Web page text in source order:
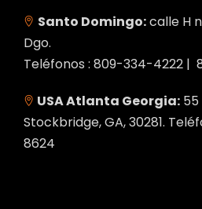
Santo Domingo:calle H
Dgo.
Teléfonos : 809-334-4222 |
USA Atlanta Georgia:
Stockbridge, GA, 30281.
8624